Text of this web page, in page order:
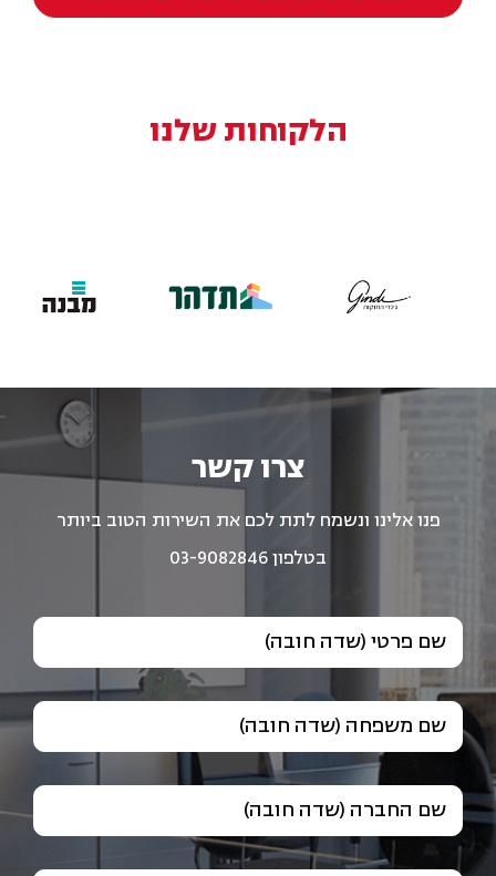
הלקוחות שלנו
צרו קשר
פנו אלינו ונשמח לתת לכם את השירות הטוב ביותר
בטלפון 03-9082846
שם פרטי (שדה חובה)
שם משפחה (שדה חובה)
שם החברה (שדה חובה)